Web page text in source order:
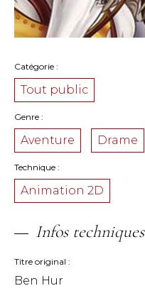
Catégorie
Tout public
Genre
Aventure Drame
Technique
Animation 2D
Infos techniques
Titre original
Ben Hur